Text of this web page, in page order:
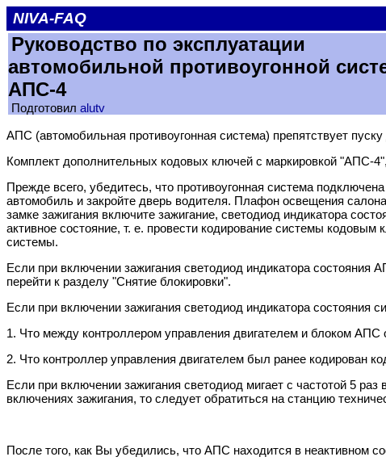
NIVA-FAQ
Руководство по эксплуатации
автомобильной противоугонной
АПС-4
Подготовил alutv
АПС (автомобильная противоугонная система) препятствует
Комплект дополнительных кодовых ключей с маркировкой "АПС-
Прежде всего, убедитесь, что противоугонная система
автомобиль и закройте дверь водителя. Плафон освещения
замке зажигания включите зажигание, светодиод индикатора
активное состояние, т. е. провести кодирование системы
системы.
Если при включении зажигания светодиод индикатора состояния
перейти к разделу "Снятие блокировки".
Если при включении зажигания светодиод индикатора состояния
1. Что между контроллером управления двигателем и блоком АПС
2. Что контроллер управления двигателем был ранее кодирован
Если при включении зажигания светодиод мигает с частотой 5
включениях зажигания, то следует обратиться на станцию
После того, как Вы убедились, что АПС находится в неактивном